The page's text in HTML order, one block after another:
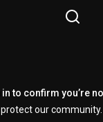
to confirm you’re
our community.